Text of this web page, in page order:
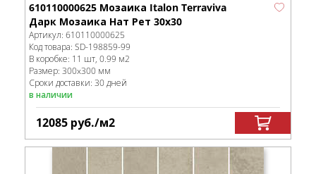
610110000625 Мозаика Italon Terraviva
Дарк Мозаика Нат Рет 30x30
Артикул: 610110000625
Код товара: SD-198859-99
В коробке: 11 шт, 0.99 м2
Размер: 300x300 мм
Сроки доставки: 30 дней
в наличии
12085 руб./м2